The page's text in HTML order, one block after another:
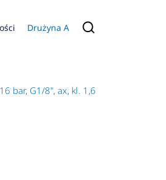
Drużyna A
bar, G1/8", ax, kl. 1,6